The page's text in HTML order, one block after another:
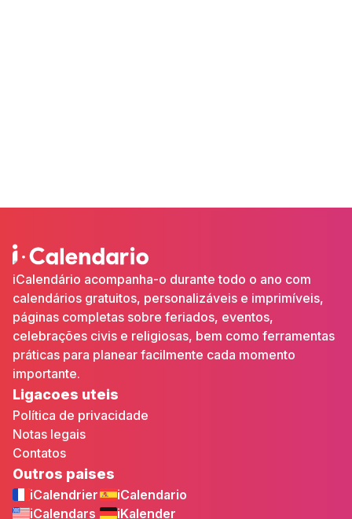
iCalendário acompanha-o durante todo o ano com
calendários gratuitos, personalizáveis e imprimíveis,
páginas completas sobre feriados, eventos,
celebrações civis e religiosas, bem como ferramentas
práticas para planear facilmente cada momento
importante.
Ligacoes uteis
Política de privacidade
Notas legais
Contatos
Outros paises
iCalendrier
iCalendars
iCalendario
iKalender